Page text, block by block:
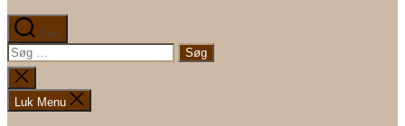
Søg
Søg
efter:
Luk
søgning
Luk Menu